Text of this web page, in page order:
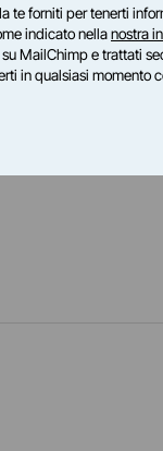
te forniti per tenerti
indicato nellanostra
MailChimp e trattati
in qualsiasi momento